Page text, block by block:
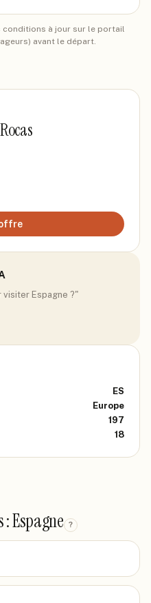
conditions à jour sur le portail
avant le départ.
visiter Espagne ?"
ES
Europe
197
18
Espagne ?